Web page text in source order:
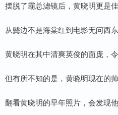
摆脱了霸总滤镜后，黄晓明更是佳
从鬓边不是海棠红到电影无问西东
黄晓明在其中清爽英俊的面庞，令
但有所不知的是，黄晓明现在的帅
翻看黄晓明的早年照片，会发现